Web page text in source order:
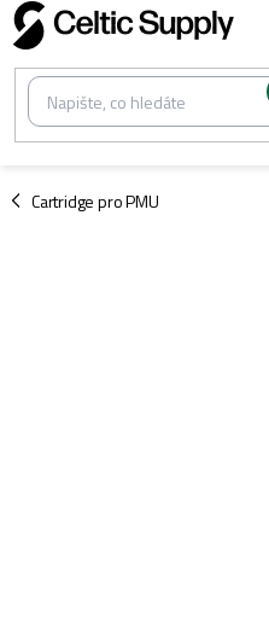
Přejít
na
obsah
Cartridge pro PMU
/